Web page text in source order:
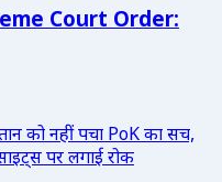
Court Order: